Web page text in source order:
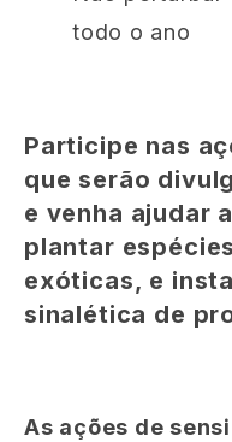
todo o ano
Participe nas
que serão
e venha ajudar
plantar
exóticas, e
sinalética de
As ações de